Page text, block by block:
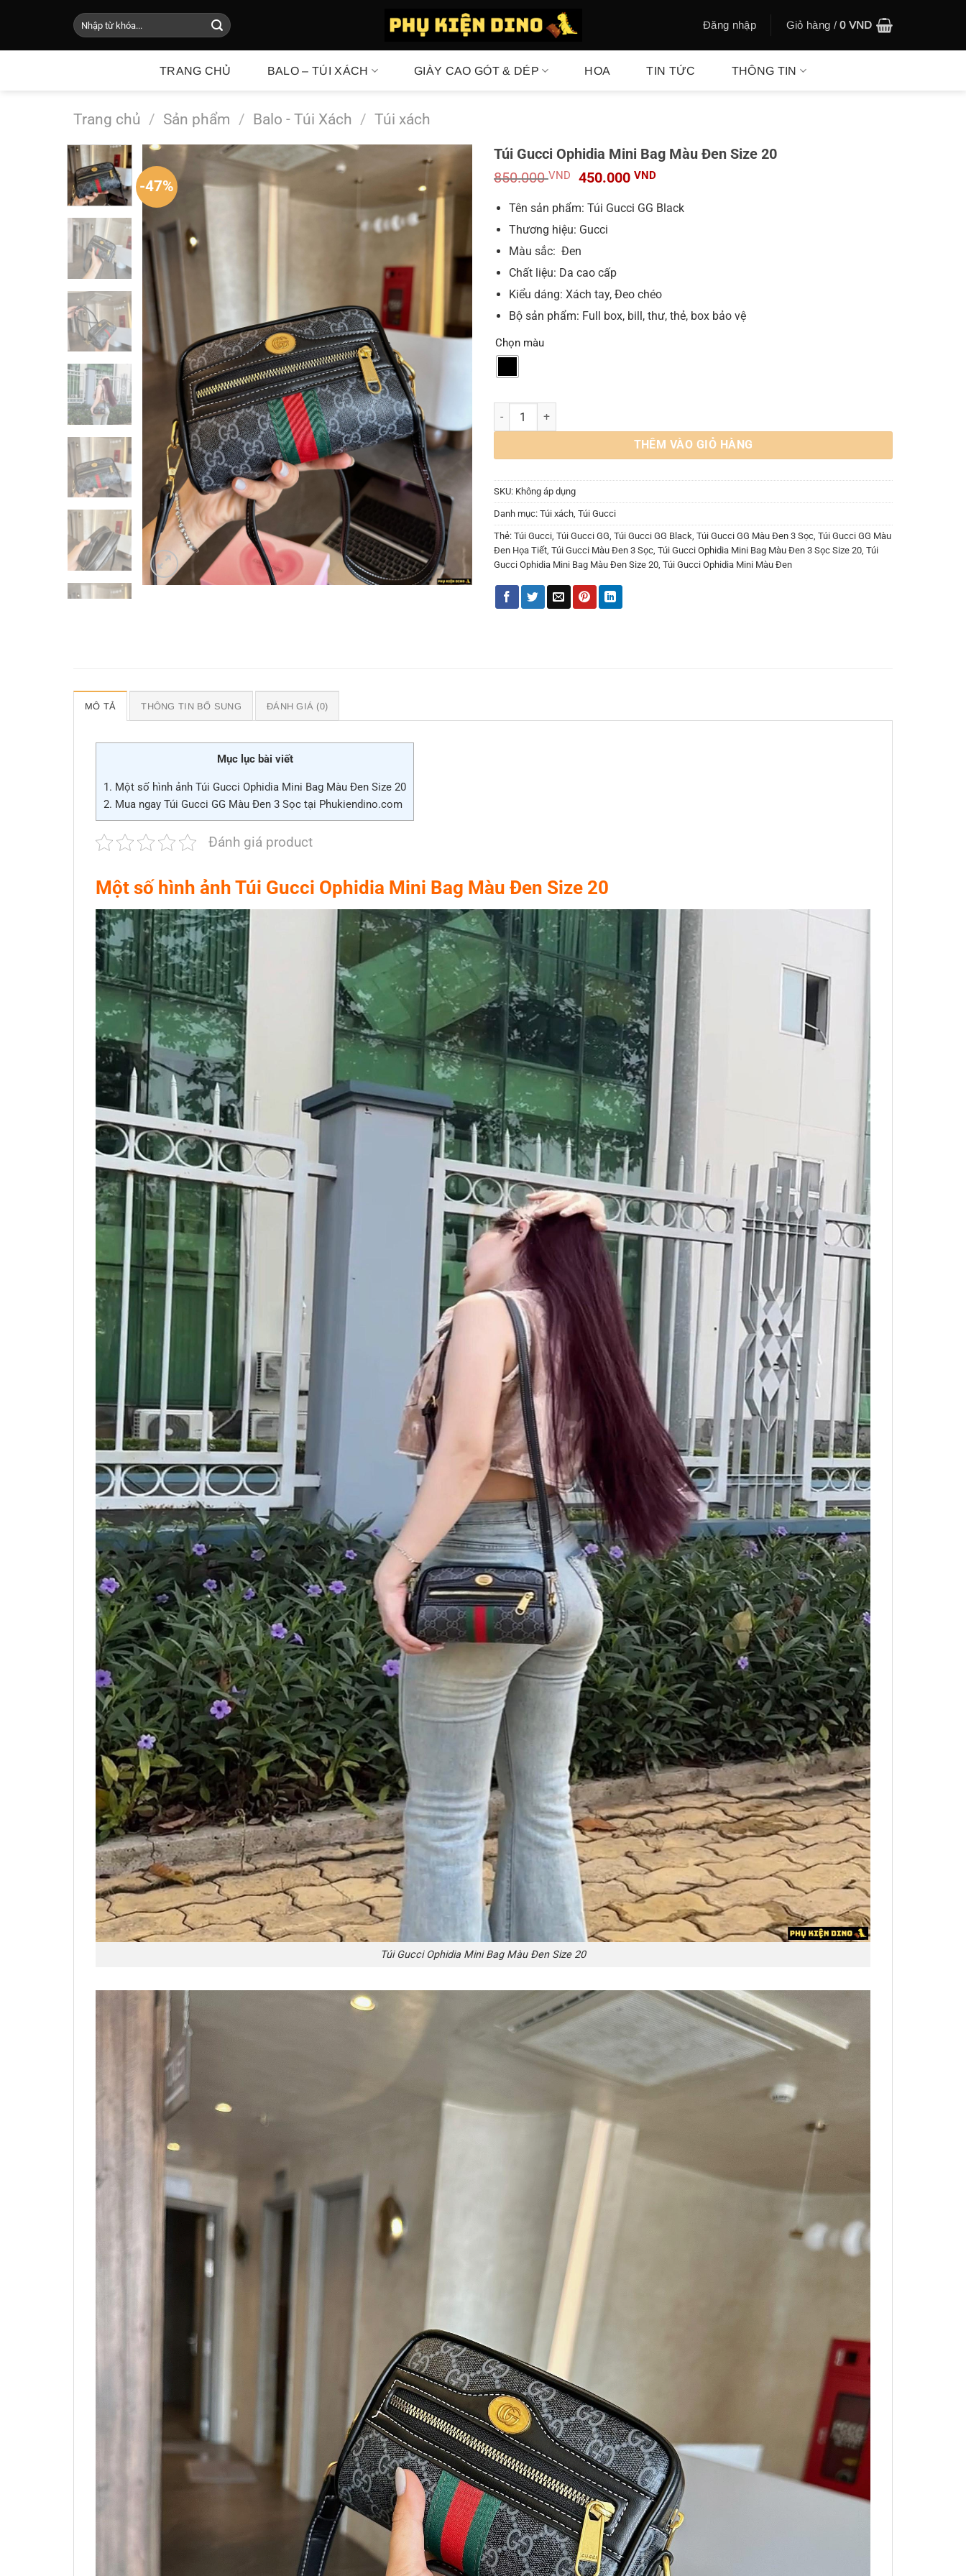
Tìm
kiếm:
Đăng nhập Giỏ hàng /0 VND
TRANG CHỦ BALO – TÚI XÁCH GIÀY CAO GÓT & DÉP HOA TIN TỨC THÔNG TIN
Trang chủ / Sản phẩm / Balo - Túi Xách / Túi xách
-47%
Túi Gucci Ophidia Mini Bag Màu Đen Size 20
850.000VND
Giá
là:
450.000 VNDGiá
tại
Tên sản phẩm: Túi Gucci GG Black
Thương hiệu: Gucci
Màu sắc: Đen
Chất liệu: Da cao cấp
Kiểu dáng: Xách tay, Đeo chéo
Bộ sản phẩm: Full box, bill, thư, thẻ, box bảo vệ
Chọn màu
Túi Gucci Ophidia Mini Bag Màu Đen Size 20 số lượng
THÊM VÀO GIỎ HÀNG
SKU: Không áp dụng
Danh mục: Túi xách Túi Gucci
Thẻ: Túi Gucci Túi Gucci GG Túi Gucci GG Black Túi Gucci GG Màu Đen 3 Sọc Túi Gucci GG Màu
Đen Họa Tiết Túi Gucci Màu Đen 3 Sọc Túi Gucci Ophidia Mini Bag Màu Đen 3 Sọc Size 20 Túi
Gucci Ophidia Mini Bag Màu Đen Size 20 Túi Gucci Ophidia Mini Màu Đen
MÔ TẢ THÔNG TIN BỔ SUNG ĐÁNH GIÁ (0)
Mục lục bài viết
1. Một số hình ảnh Túi Gucci Ophidia Mini Bag Màu Đen Size 20
2. Mua ngay Túi Gucci GG Màu Đen 3 Sọc tại Phukiendino.com
Đánh giá product
Một số hình ảnh Túi Gucci Ophidia Mini Bag Màu Đen Size 20
Túi Gucci Ophidia Mini Bag Màu Đen Size 20